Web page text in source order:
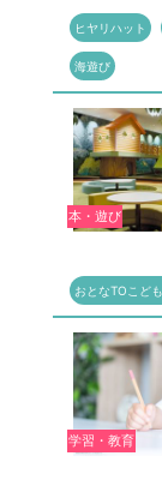
ヒヤリハット
海遊び
本・遊び
おとなTOこど
学習・教育